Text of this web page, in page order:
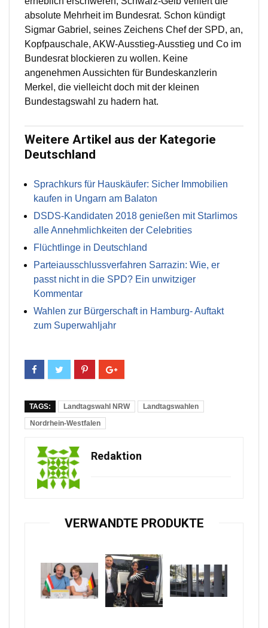
absolute Mehrheit im Bundesrat. Schon kündigt
Sigmar Gabriel, seines Zeichens Chef der SPD, an,
Kopfpauschale, AKW-Ausstieg-Ausstieg und Co im
Bundesrat blockieren zu wollen. Keine
angenehmen Aussichten für Bundeskanzlerin
Merkel, die vielleicht doch mit der kleinen
Bundestagswahl zu hadern hat.
Weitere Artikel aus der Kategorie
Deutschland
Sprachkurs für Hauskäufer: Sicher Immobilien
kaufen in Ungarn am Balaton
DSDS-Kandidaten 2018 genießen mit Starlimos
alle Annehmlichkeiten der Celebrities
Flüchtlinge in Deutschland
Parteiausschlussverfahren Sarrazin: Wie, er
passt nicht in die SPD? Ein unwitziger
Kommentar
Wahlen zur Bürgerschaft in Hamburg- Auftakt
zum Superwahljahr
TAGS: Landtagswahl NRW
Landtagswahlen
Nordrhein-Westfalen
Redaktion
VERWANDTE PRODUKTE